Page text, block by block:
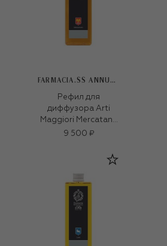
FARMACIA.SS ANNUNZIATA 1561
Рефил для
диффузора Arti
Maggiori Mercatanti
(500ml)
9 500 ₽